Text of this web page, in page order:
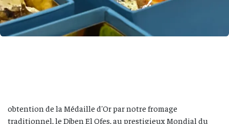
obtention de la Médaille d'Or par notre fromage
traditionnel, le Djben El Qfes, au prestigieux Mondial du